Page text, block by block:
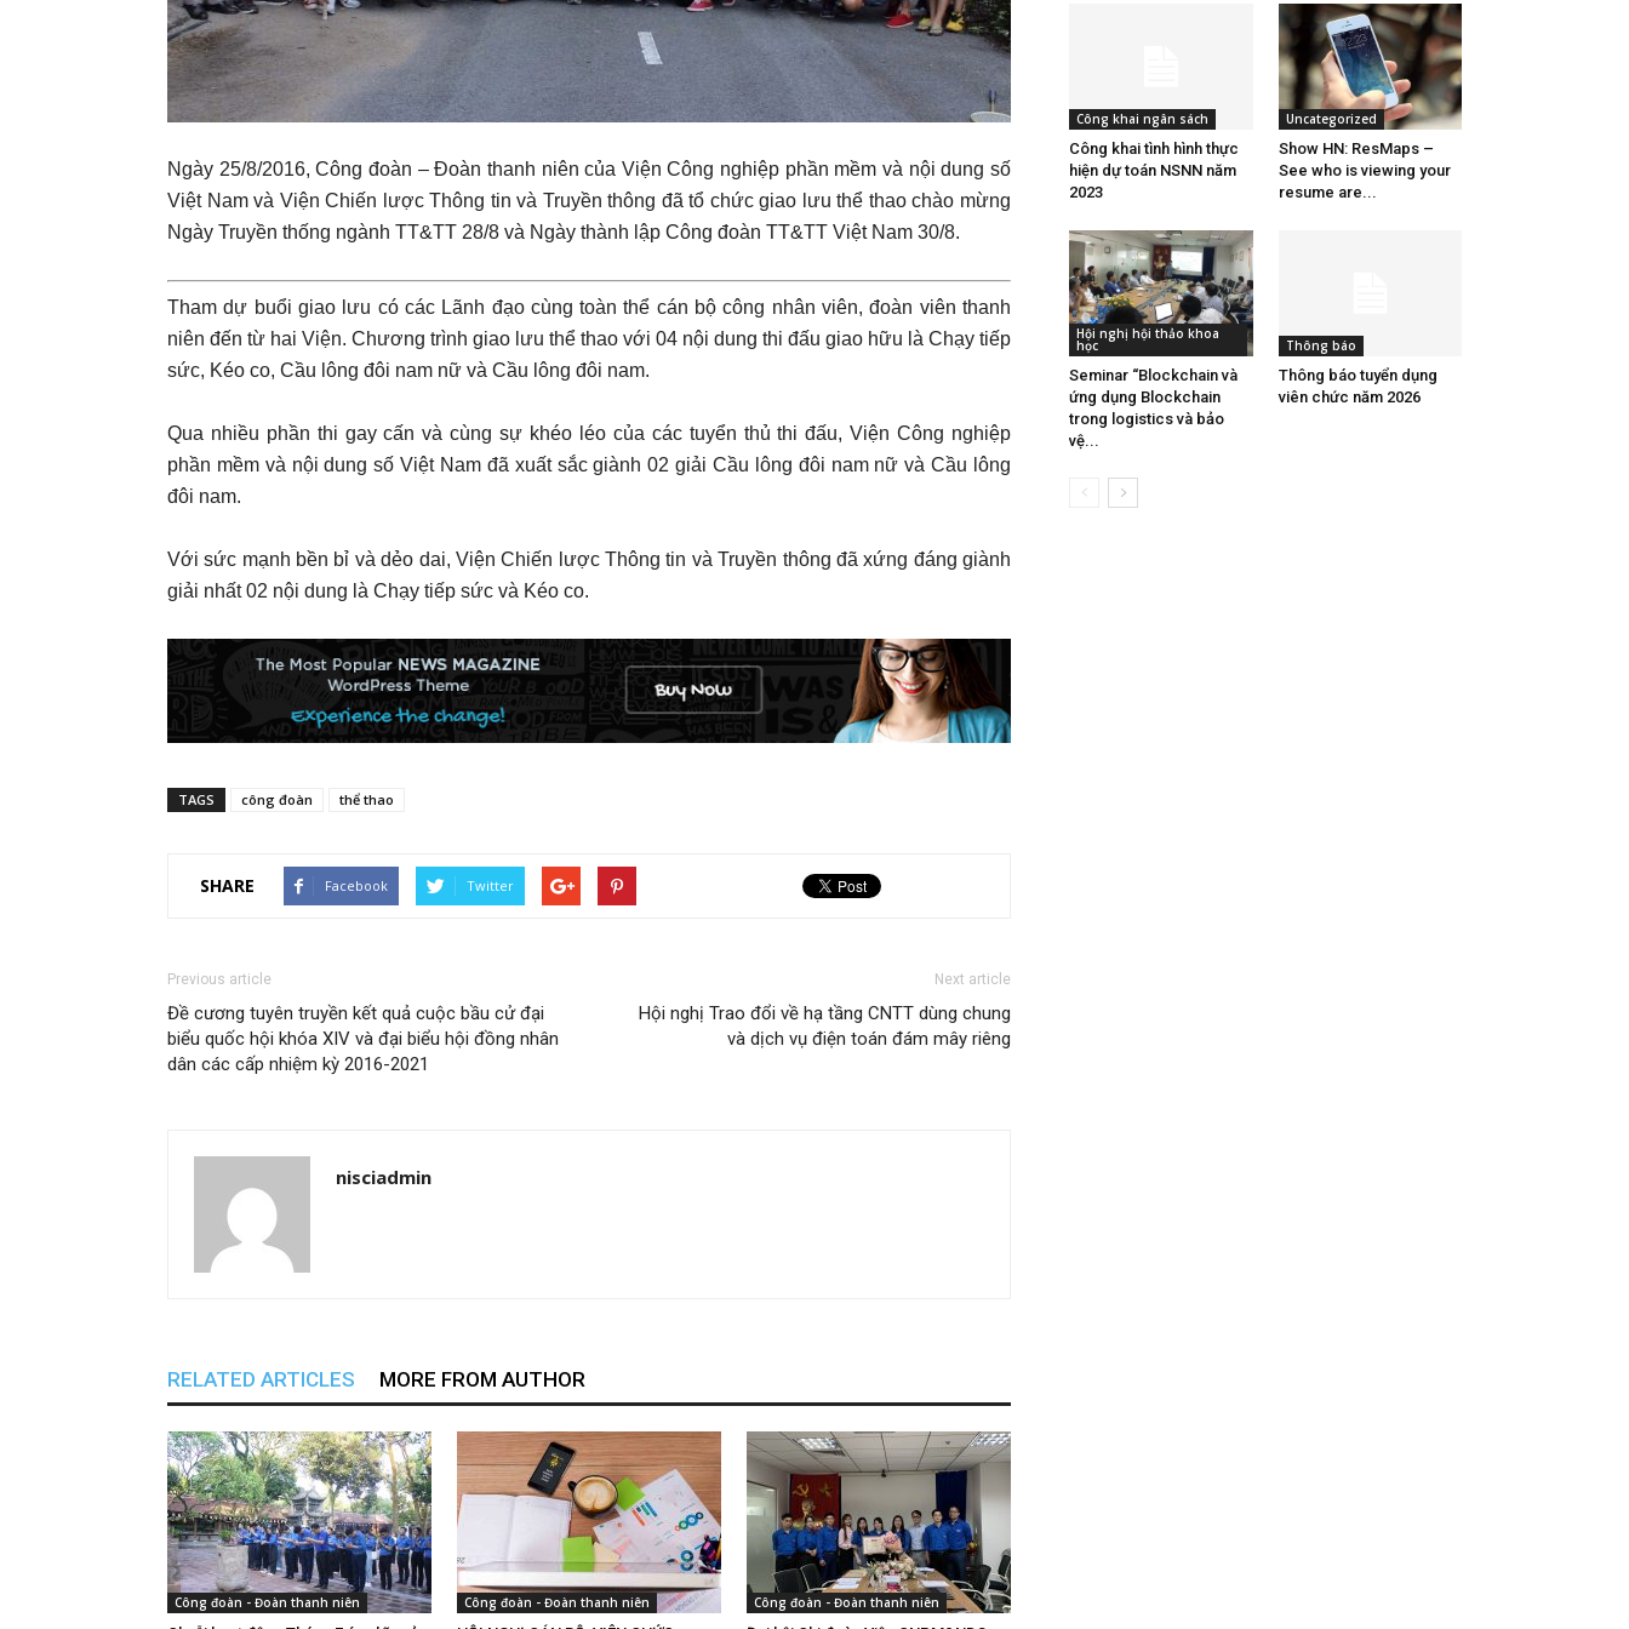
Ngày 25/8/2016, Công đoàn – Đoàn thanh niên của Viện Công nghiệp phần mềm và nội dung số
Việt Nam và Viện Chiến lược Thông tin và Truyền thông đã tổ chức giao lưu thể thao chào mừng
Ngày Truyền thống ngành TT&TT 28/8 và Ngày thành lập Công đoàn TT&TT Việt Nam 30/8.
Tham dự buổi giao lưu có các Lãnh đạo cùng toàn thể cán bộ công nhân viên, đoàn viên thanh
niên đến từ hai Viện. Chương trình giao lưu thể thao với 04 nội dung thi đấu giao hữu là Chạy tiếp
sức, Kéo co, Cầu lông đôi nam nữ và Cầu lông đôi nam.
Qua nhiều phần thi gay cấn và cùng sự khéo léo của các tuyển thủ thi đấu, Viện Công nghiệp
phần mềm và nội dung số Việt Nam đã xuất sắc giành 02 giải Cầu lông đôi nam nữ và Cầu lông
đôi nam.
Với sức mạnh bền bỉ và dẻo dai, Viện Chiến lược Thông tin và Truyền thông đã xứng đáng giành
giải nhất 02 nội dung là Chạy tiếp sức và Kéo co.
TAGS công đoàn thể thao
SHARE Facebook Twitter
Previous article
Đề cương tuyên truyền kết quả cuộc bầu cử đại
biểu quốc hội khóa XIV và đại biểu hội đồng nhân
dân các cấp nhiệm kỳ 2016-2021
Next article
Hội nghị Trao đổi về hạ tầng CNTT dùng chung
và dịch vụ điện toán đám mây riêng
nisciadmin
RELATED ARTICLES MORE FROM AUTHOR
Công đoàn - Đoàn thanh niên Công đoàn - Đoàn thanh niên Công đoàn - Đoàn thanh niên
Công khai ngân sách
Công khai tình hình thực
hiện dự toán NSNN năm
2023
Uncategorized
Show HN: ResMaps –
See who is viewing your
resume are...
Hội nghị hội thảo khoa
học
Seminar “Blockchain và
ứng dụng Blockchain
trong logistics và bảo
vệ...
Thông báo
Thông báo tuyển dụng
viên chức năm 2026